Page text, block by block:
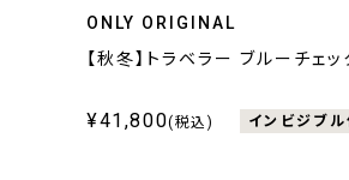
ONLY ORIGINAL
【秋冬】トラベラー ブルーチェッ
¥41,800(税込) インビジブ